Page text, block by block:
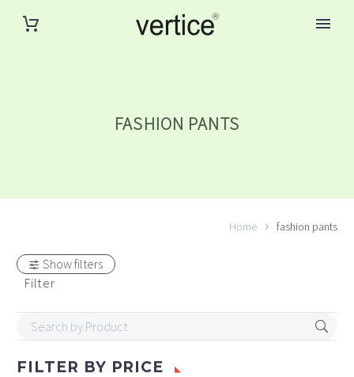
FASHION PANTS
Home fashion pants
Show filters
Filter
FILTER BY PRICE